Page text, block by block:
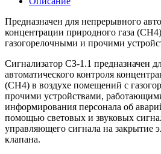
Предназначен для непрерывного
концентрации природного газа
газогорелочными и прочими
Сигнализатор СЗ-1.1 предназначен
автоматического контроля
(СН4) в воздухе помещений с
прочими устройствами,
информирования персонала об
помощью световых и звуковых
управляющего сигнала на закрытие
клапана.